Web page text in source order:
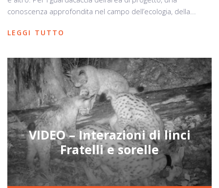
conoscenza approfondita nel campo dell’ecologia, della...
LEGGI TUTTO
VIDEO – Interazioni di linci
Fratelli e sorelle